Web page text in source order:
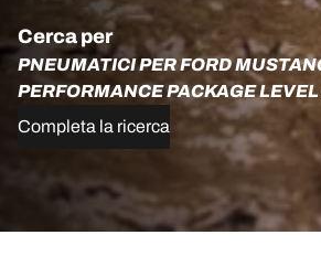
Cerca per
PNEUMATICI PER FORD
PERFORMANCE PACKAGE LEVEL
Completa la ricerca